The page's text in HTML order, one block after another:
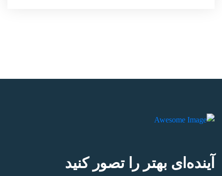
آینده‌ای بهتر را تصور کنید